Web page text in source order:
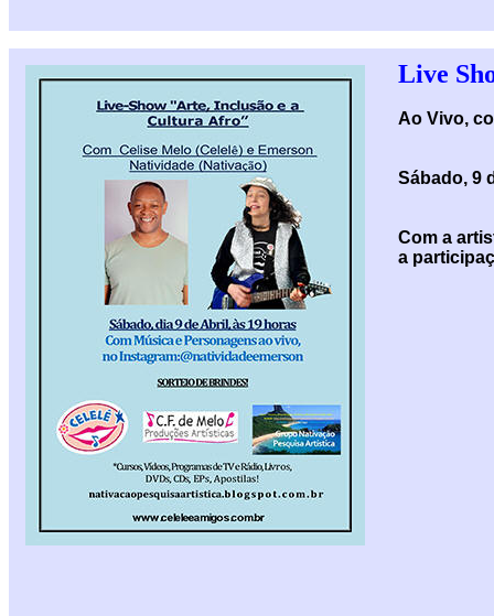
Live
Ao Vivo,
Sábado, 9
Com a
a